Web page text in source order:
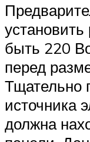
установить
быть 220
перед
Тщательно
источника
должна